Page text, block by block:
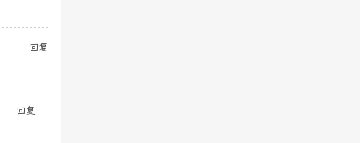
回复
回复